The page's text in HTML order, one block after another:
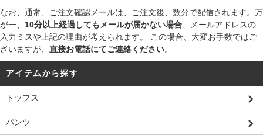
なお、通常、ご注文確認メールは、ご注文後、数分で配信されます。万
が一、 10分以上経過してもメールが届かない場合、メールアドレスの
入力ミスや上記の理由が考えられます。 この場合、大変お手数ではご
ざいますが、 直接お電話にてご連絡ください。
アイテムから探す
トップス
パンツ